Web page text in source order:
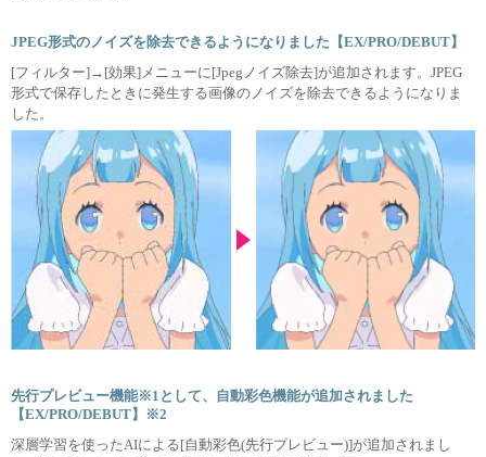
JPEG形式のノイズを除去できるようになりました【EX/PRO/DEBUT】
[フィルター]→[効果]メニューに[Jpegノイズ除去]が追加されます。JPEG
形式で保存したときに発生する画像のノイズを除去できるようになりま
した。
先行プレビュー機能※1として、自動彩色機能が追加されました
【EX/PRO/DEBUT】※2
深層学習を使ったAIによる[自動彩色(先行プレビュー)]が追加されまし